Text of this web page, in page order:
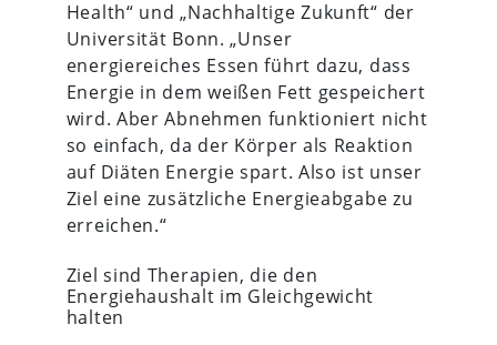
Health“ und „Nachhaltige Zukunft“ der
Universität Bonn. „Unser
energiereiches Essen führt dazu, dass
Energie in dem weißen Fett gespeichert
wird. Aber Abnehmen funktioniert nicht
so einfach, da der Körper als Reaktion
auf Diäten Energie spart. Also ist unser
Ziel eine zusätzliche Energieabgabe zu
erreichen.“
Ziel sind Therapien, die den
Energiehaushalt im Gleichgewicht
halten